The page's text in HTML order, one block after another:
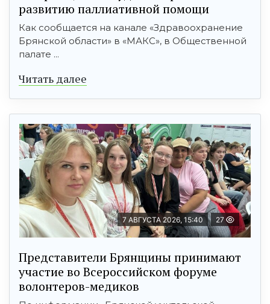
развитию паллиативной помощи
Как сообщается на канале «Здравоохранение
Брянской области» в «МАКС», в Общественной
палате ...
Читать далее
7 АВГУСТА 2026, 15:40 27
Представители Брянщины принимают
участие во Всероссийском форуме
волонтеров-медиков